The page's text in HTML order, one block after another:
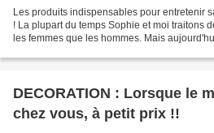
Les produits indispensables pour entretenir
! La plupart du temps Sophie et moi traitons
les femmes que les hommes. Mais
DECORATION : Lorsque le
chez vous, à petit prix !!